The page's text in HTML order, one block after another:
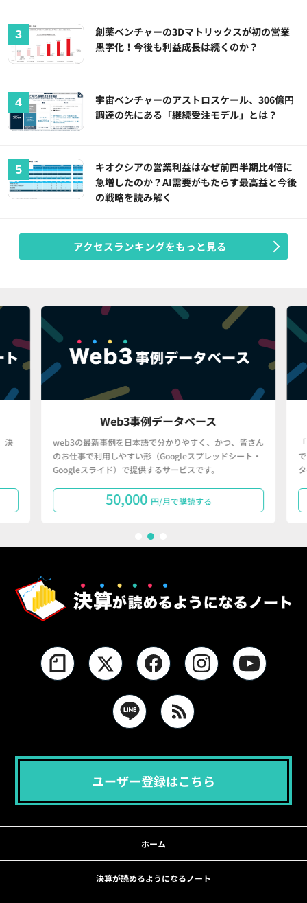
創薬ベンチャーの3Dマトリックスが初の営業
黒字化！今後も利益成長は続くのか？
宇宙ベンチャーのアストロスケール、306億円
調達の先にある「継続受注モデル」とは？
キオクシアの営業利益はなぜ前四半期比4倍に
急増したのか？AI需要がもたらす最高益と今後
の戦略を読み解く
アクセスランキングをもっと見る
Web3事例データベース
web3の最新事例を日本語で分かりやすく、かつ、皆さん
のお仕事で利用しやすい形（Googleスプレッドシート・
Googleスライド）で提供するサービスです。
50,000 円/月で購読する
ユーザー登録はこちら
ホーム
決算が読めるようになるノート